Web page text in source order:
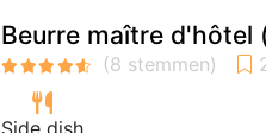
Beurre maître d'hôtel
Side dish